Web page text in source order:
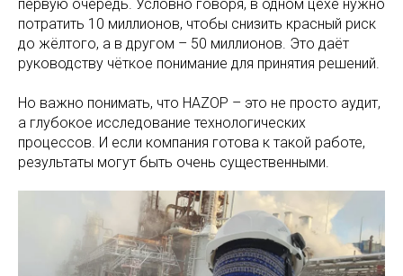
первую очередь. Условно говоря, в одном цехе нужно
потратить 10 миллионов, чтобы снизить красный риск
до жёлтого, а в другом – 50 миллионов. Это даёт
руководству чёткое понимание для принятия решений.
Но важно понимать, что HAZOP – это не просто аудит,
а глубокое исследование технологических
процессов. И если компания готова к такой работе,
результаты могут быть очень существенными.